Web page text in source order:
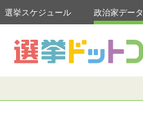
選挙スケジュール 政治家データ